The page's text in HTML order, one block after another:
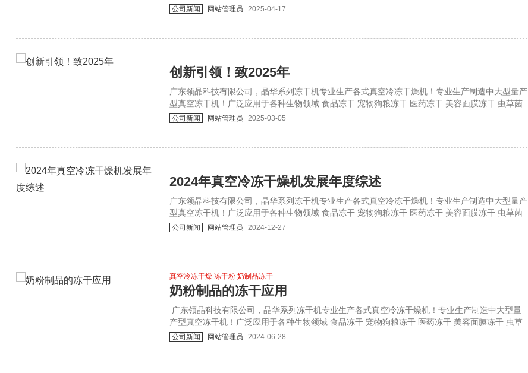
类冻干 化工添加剂冻干等。欢迎莅临参观指导！详询杨生：18144969939
公司新闻 网站管理员 2025-04-17
创新引领！致2025年
​广东领晶科技有限公司，晶华系列冻干机专业生产各式真空冷冻干燥机！专业生产制造中大型量产
型真空冻干机！广泛应用于各种生物领域 食品冻干 宠物狗粮冻干 医药冻干 美容面膜冻干 虫草菌
类冻干 化工添加剂冻干等。欢迎莅临参观指导！详询杨生：18144969939
公司新闻 网站管理员 2025-03-05
2024年真空冷冻干燥机发展年度综述
​广东领晶科技有限公司，晶华系列冻干机专业生产各式真空冷冻干燥机！专业生产制造中大型量产
型真空冻干机！广泛应用于各种生物领域 食品冻干 宠物狗粮冻干 医药冻干 美容面膜冻干 虫草菌
类冻干 化工添加剂冻干等。欢迎莅临参观指导！详询杨生：18144969939
公司新闻 网站管理员 2024-12-27
真空冷冻干燥 冻干粉 奶制品冻干
奶粉制品的冻干应用
​ 广东领晶科技有限公司，晶华系列冻干机专业生产各式真空冷冻干燥机！专业生产制造中大型量
产型真空冻干机！广泛应用于各种生物领域 食品冻干 宠物狗粮冻干 医药冻干 美容面膜冻干 虫草
菌类冻干 化工添加剂冻干等。欢迎莅临参观指导！详询杨生：18144969939
公司新闻 网站管理员 2024-06-28